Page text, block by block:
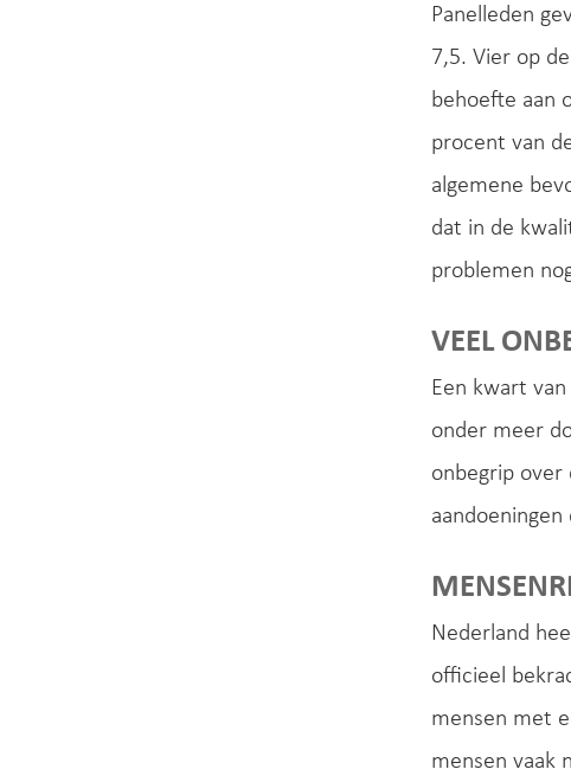
Panelleden
7,5. Vier op
behoefte aan
procent van
algemene
dat in de
problemen
VEEL
Een kwart
onder meer
onbegrip over
Nederland
officieel
mensen met
mensen vaak